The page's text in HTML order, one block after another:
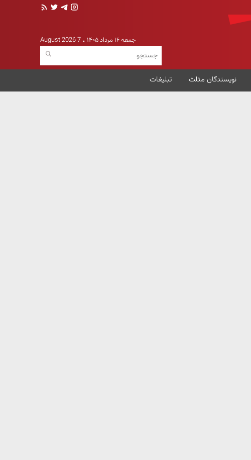
جمعه ۱۶ مرداد ۱۴۰۵ 7 August 2026
نویسندگان مثلث تبلیغات